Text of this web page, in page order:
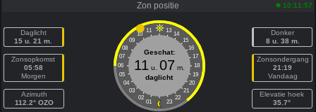
Zon positie 10:11:57
Daglicht
15 u. 21 m.
Zonsopkomst
05:58
Morgen
Azimuth
112.2° OZO
11 13
10
14
09
15
08
16
07
17
06
18
05
19
04
20
03
21
02
22
01 23
Geschat:
11 u. 07 m.
daglicht
Donker
8 u. 38 m.
Zonsondergang
21:19
Vandaag
Elevatie hoek
35.7°